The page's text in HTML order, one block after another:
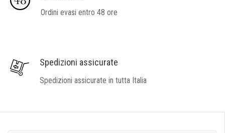
Ordini evasi entro 48 ore
Spedizioni assicurate
Spedizioni assicurate in tutta Italia